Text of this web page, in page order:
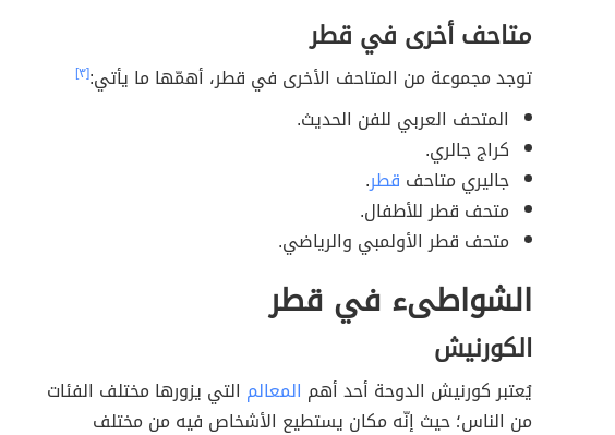
متاحف أخرى في قطر
توجد مجموعة من المتاحف الأخرى في قطر، أهمّها ما يأتي:[٣]
المتحف العربي للفن الحديث.
كراج جالري.
جاليري متاحف قطر.
متحف قطر للأطفال.
متحف قطر الأولمبي والرياضي.
الشواطىء في قطر
الكورنيش
يُعتبر كورنيش الدوحة أحد أهم المعالم التي يزورها مختلف الفئات
من الناس؛ حيث إنّه مكان يستطيع الأشخاص فيه من مختلف